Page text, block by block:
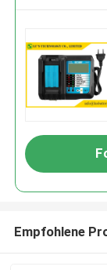
Empfohlene